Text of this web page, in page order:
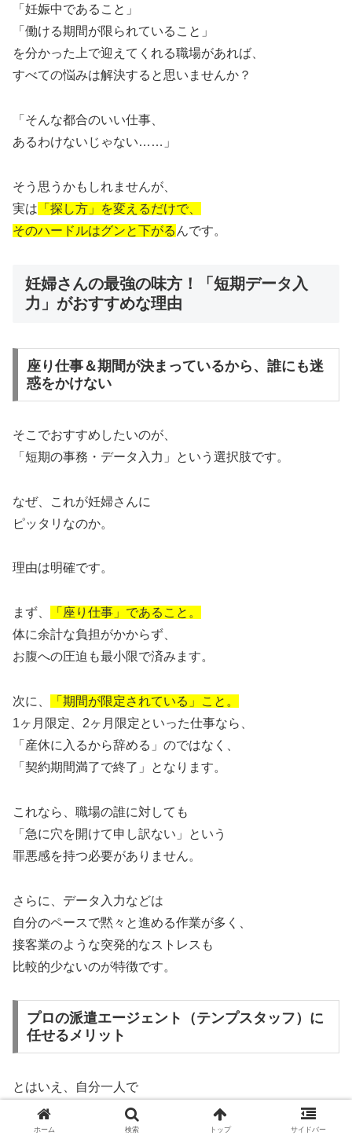
「妊娠中であること」
「働ける期間が限られていること」
を分かった上で迎えてくれる職場があれば、
すべての悩みは解決すると思いませんか？
「そんな都合のいい仕事、
あるわけないじゃない……」
そう思うかもしれませんが、
実は 「探し方」を変えるだけで、
そのハードルはグンと下がる んです。
妊婦さんの最強の味方！「短期データ入
力」がおすすめな理由
座り仕事＆期間が決まっているから、誰にも迷
惑をかけない
そこでおすすめしたいのが、
「短期の事務・データ入力」という選択肢です。
なぜ、これが妊婦さんに
ピッタリなのか。
理由は明確です。
まず、
「座り仕事」であること。
体に余計な負担がかからず、
お腹への圧迫も最小限で済みます。
次に、
「期間が限定されている」こと。
1ヶ月限定、2ヶ月限定といった仕事なら、
「産休に入るから辞める」のではなく、
「契約期間満了で終了」となります。
これなら、職場の誰に対しても
「急に穴を開けて申し訳ない」という
罪悪感を持つ必要がありません。
さらに、データ入力などは
自分のペースで黙々と進める作業が多く、
接客業のような突発的なストレスも
比較的少ないのが特徴です。
プロの派遣エージェント（テンプスタッフ）に
任せるメリット
とはいえ、自分一人で
「妊娠していても雇ってくれる短期の仕事」
を片っ端から電話して探すのは、
ホーム 検索 トップ サイドバー